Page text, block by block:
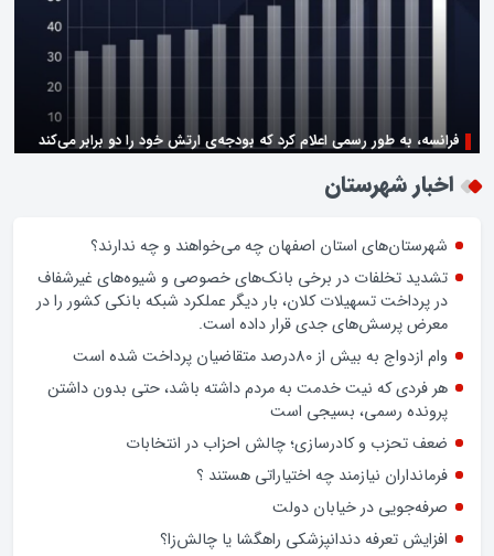
فرانسه، به طور رسمی اعلام کرد که بودجه‌ی ارتش خود را دو برابر می‌کند
زن اگر خوب باشه یه زندگی حالش خوبه/روز زن مبارک
اخبار شهرستان
شهرستان‌های استان اصفهان چه می‌خواهند و چه ندارند؟
تشدید تخلفات در برخی بانک‌های خصوصی و شیوه‌های غیرشفاف
در پرداخت تسهیلات کلان، بار دیگر عملکرد شبکه بانکی کشور را در
معرض پرسش‌های جدی قرار داده است.
وام ازدواج به بیش از 80درصد متقاضیان پرداخت شده است
هر فردی که نیت خدمت به مردم داشته باشد، حتی بدون داشتن
پرونده رسمی، بسیجی است
ضعف تحزب و کادرسازی؛ چالش احزاب در انتخابات